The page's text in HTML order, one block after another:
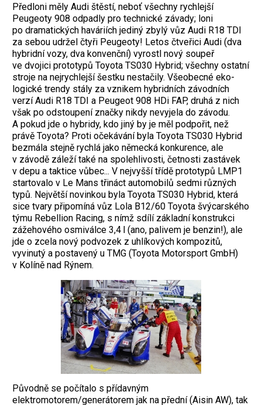
Předloni měly Audi štěstí, neboť všechny rychlejší
Peugeoty 908 odpadly pro tech­nické závady; loni
po dramatických haváriích jediný zbylý vůz Audi R18 TDI
za sebou ­udržel čtyři Peugeoty! Letos čtveřici Audi (dva
hybridní vozy, dva konvenční) vyrostl nový soupeř
ve dvojici prototypů Toyota TS030 Hybrid; všechny ostatní
stroje na nejrychlejší šestku nestačily. Všeobecné eko­
logické trendy stály za vznikem hybridních závodních
verzí Audi R18 TDI a Peugeot 908 HDi FAP, druhá z nich
však po odstoupení značky nikdy nevyjela do závodu.
A pokud jde o hybridy, kdo jiný by je měl podpořit, než
právě Toyota? Proti očekávání byla Toyota TS030 Hybrid
bezmála stejně rychlá jako německá konkurence, ale
v závodě ­záleží také na spolehlivosti, četnosti zastávek
v depu a taktice vůbec... V nejvyšší třídě prototypů LMP1
startovalo v Le Mans třináct automobilů sedmi různých
typů. Největší novinkou byla Toyota TS030 Hybrid, která
sice tvary připomíná vůz Lola B12/60 Toyota švýcarského
týmu Rebellion Racing, s nímž sdílí základní konstrukci
zážehového osmiválce 3,4 l (ano, palivem je benzin!), ale
jde o zcela nový podvozek z uhlíkových kompozitů,
vyvinutý a postavený u TMG (Toyota Motorsport GmbH)
v Kolíně nad Rýnem.
Původně se počítalo s přídavným
elektromotorem/generátorem jak na přední (Aisin AW), tak